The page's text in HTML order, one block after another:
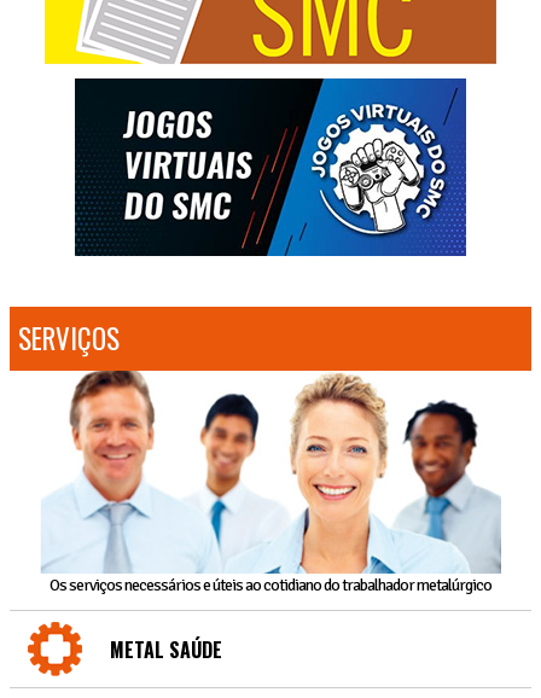
SERVIÇOS
Os serviços necessários e úteis ao cotidiano do trabalhador metalúrgico
METAL SAÚDE